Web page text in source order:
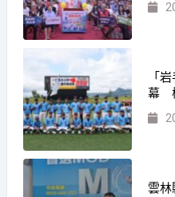
「
幕
雲